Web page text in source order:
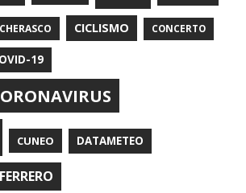
CHERASCO CICLISMO CONCERTO
19
CUNEO DATAMETEO
FERRERO